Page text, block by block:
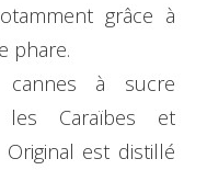
grâce à
phare.
cannes à sucre
les Caraïbes et
est distillé